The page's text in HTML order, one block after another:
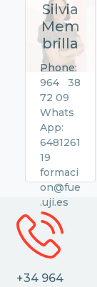
Silvia
Mem
brilla
Phone:
964 38
72 09
Whats
App:
6481261
19
formaci
on@fue
.uji.es
+34 964